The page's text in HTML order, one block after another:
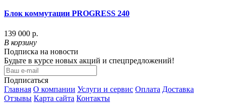
Блок коммутации PROGRESS 240
139 000 р.
В корзину
Подписка на новости
Будьте в курсе новых акций и спецпредложений!
Подписаться
Главная О компании Услуги и сервис Оплата Доставка
Отзывы Карта сайта Контакты